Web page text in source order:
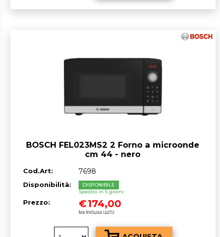
BOSCH FEL023MS2 2 Forno a microonde
cm 44 - nero
Cod.Art: 7698
Disponibilità:
DISPONIBILE
Spedito in 5 giorni
Prezzo: €174,00
Iva inclusa (22%)